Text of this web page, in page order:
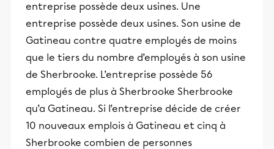
entreprise possède deux usines. Une
entreprise possède deux usines. Son usine de
Gatineau contre quatre employés de moins
que le tiers du nombre d’employés à son usine
de Sherbrooke. L’entreprise possède 56
employés de plus à Sherbrooke Sherbrooke
qu’a Gatineau. Si l’entreprise décide de créer
10 nouveaux emplois à Gatineau et cinq à
Sherbrooke combien de personnes